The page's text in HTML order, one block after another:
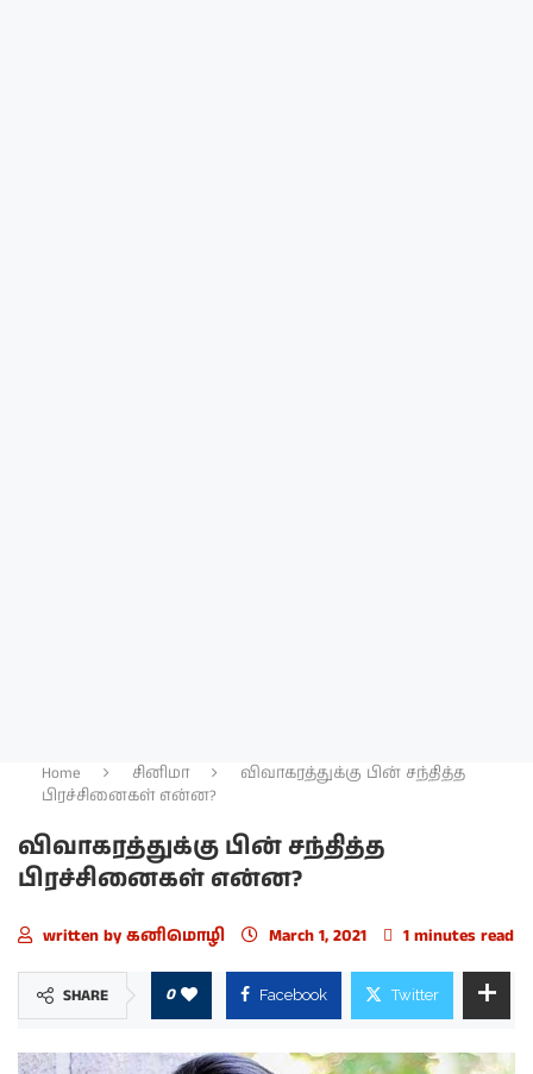
Home சினிமா
விவாகரத்துக்கு பின் சந்தித்த
பிரச்சினைகள் என்ன?
விவாகரத்துக்கு பின் சந்தித்த
பிரச்சினைகள் என்ன?
written by கனிமொழி March 1, 2021 1 minutes read
SHARE 0 Facebook Twitter